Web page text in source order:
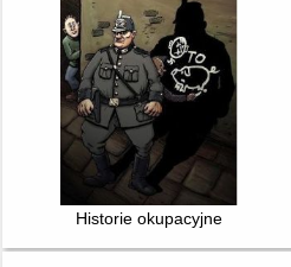
Historie okupacyjne